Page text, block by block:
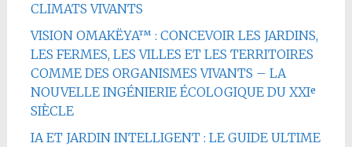
CLIMATS VIVANTS
VISION OMAKËYA™ : CONCEVOIR LES JARDINS,
LES FERMES, LES VILLES ET LES TERRITOIRES
COMME DES ORGANISMES VIVANTS – LA
NOUVELLE INGÉNIERIE ÉCOLOGIQUE DU XXIᵉ
SIÈCLE
IA ET JARDIN INTELLIGENT : LE GUIDE ULTIME